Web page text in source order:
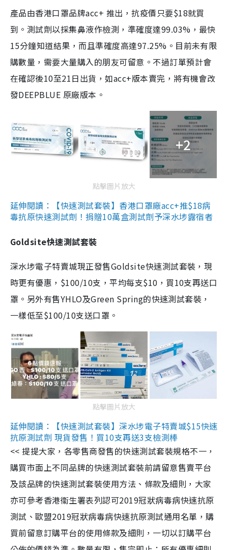
產品由香港口罩品牌acc+ 推出，抗疫價只要$18就買
到。測試劑以採集鼻液作檢測，準確度達99.03%，最快
15分鐘知道結果，而且準確度高達97.25%。目前未有限
購數量，需要大量購入的朋友可留意。不過訂單預計會
在確認後10至21日出貨，如acc+版本賣完，將有機會改
發DEEPBLUE 原廠版本。
+2
點擊圖片放大
延伸閱讀：【快速測試套裝】香港口罩廠acc+推$18病
毒抗原快速測試劑！捐贈10萬盒測試劑予深水埗露宿者
Goldsite快速測試套裝
深水埗電子特賣城現正發售Goldsite快速測試套裝，現
時更有優惠，$100/10支，平均每支$10，買10支再送口
罩。另外有售YHLO及Green Spring的快速測試套裝，
一樣低至$100/10支送口罩。
點擊圖片放大
延伸閱讀：【快速測試套裝】深水埗電子特賣城$15快速
抗原測試劑 現貨發售！買10支再送3支檢測棒
<< 提提大家，各零售商發售的快速測試套裝規格不一，
購買市面上不同品牌的快速測試套裝前請留意售賣平台
及該品牌的快速測試套裝使用方法、條款及細則，大家
亦可參考香港衞生署表列認可2019冠狀病毒病快速抗原
測試、歐盟2019冠狀病毒病快速抗原測試通用名單，購
買前留意訂購平台的使用條款及細則，一切以訂購平台